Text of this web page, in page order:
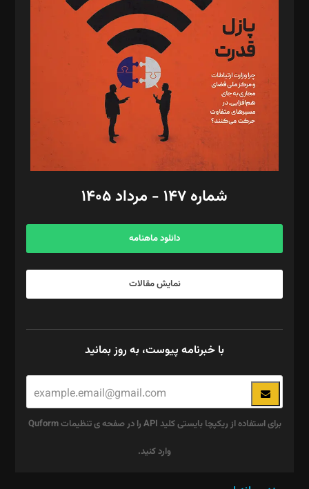
تحریریه‌: مجتبی محمود‌ی، آرش برهمند، یسنا امان‌پور، سروش کرمیان،
مصطفی مسجدی آرانی، ابوالفضل رجبی، زهرا فکرانه، فائزه فتحی
رستمی،مصطفی باستان
ویرایش: نگار استاد‌‌آقا
طراح یونیفرم: مجید توکلی
فیلمبرداری و عکاسی: امیر شفیعی، مانی لطفی زاده
گرافیک و صفحه‌آرایی: سید‌سبحان‌علی ثابت
مد‌یر توسعه تجاری: کامبیز برید‌
امور مالی: شاپور رهبری، محمد‌ کاظمی‌نیا
آگهی و مشترکین: ۰۹۱۹۹۹۹۰۴۵۴
شماره ۱۴۷ - مرداد ۱۴۰۵
دانلود ماهنامه
نمایش مقالات
با خبرنامه پیوست، به روز بمانید
برای استفاده از ریکپچا بایستی کلید API را در صفحه ی تنظیمات Quform
وارد کنید.